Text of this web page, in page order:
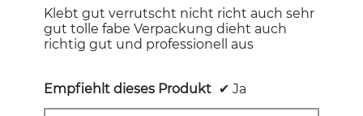
Sternen.
Klebt gut verrutscht nicht richt auch sehr
gut tolle fabe Verpackung dieht auch
richtig gut und professionell aus
Empfiehlt dieses Produkt ✔ Ja